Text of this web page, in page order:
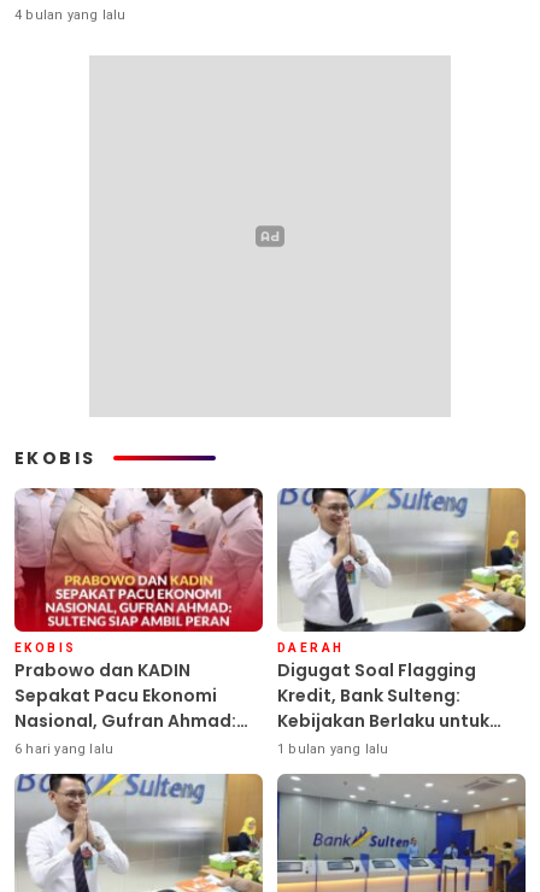
4 bulan yang lalu
EKOBIS
EKOBIS
Prabowo dan KADIN
Sepakat Pacu Ekonomi
Nasional, Gufran Ahmad:
Sulteng Siap Ambil Peran
6 hari yang lalu
DAERAH
Digugat Soal Flagging
Kredit, Bank Sulteng:
Kebijakan Berlaku untuk
Seluruh Debitur ASN
1 bulan yang lalu